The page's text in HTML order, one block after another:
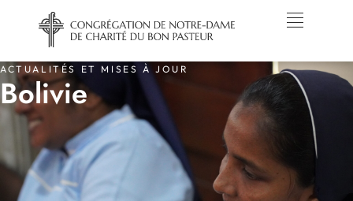
ACTUALITÉS ET MISES À JOUR
Bolivie